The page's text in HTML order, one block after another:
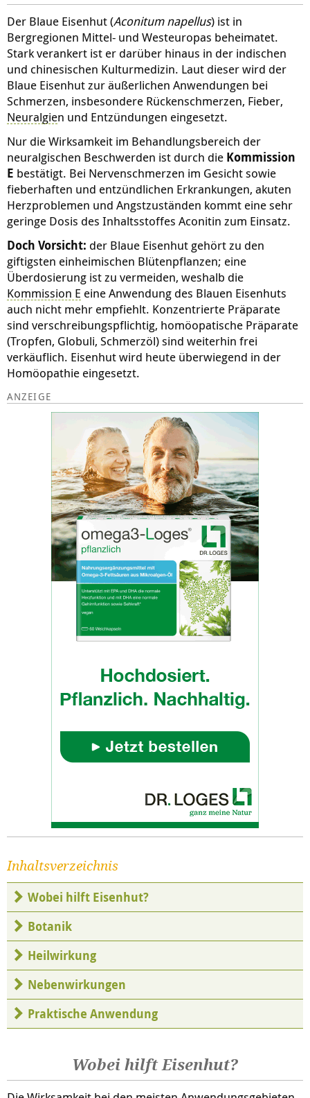
Der Blaue Eisenhut (Aconitum napellus) ist in
Bergregionen Mittel- und Westeuropas beheimatet.
Stark verankert ist er darüber hinaus in der indischen
und chinesischen Kulturmedizin. Laut dieser wird der
Blaue Eisenhut zur äußerlichen Anwendungen bei
Schmerzen, insbesondere Rückenschmerzen, Fieber,
Neuralgien und Entzündungen eingesetzt.
Nur die Wirksamkeit im Behandlungsbereich der
neuralgischen Beschwerden ist durch die Kommission
E bestätigt. Bei Nervenschmerzen im Gesicht sowie
fieberhaften und entzündlichen Erkrankungen, akuten
Herzproblemen und Angstzuständen kommt eine sehr
geringe Dosis des Inhaltsstoffes Aconitin zum Einsatz.
Doch Vorsicht: der Blaue Eisenhut gehört zu den
giftigsten einheimischen Blütenpflanzen; eine
Überdosierung ist zu vermeiden, weshalb die
Kommission E eine Anwendung des Blauen Eisenhuts
auch nicht mehr empfiehlt. Konzentrierte Präparate
sind verschreibungspflichtig, homöopatische Präparate
(Tropfen, Globuli, Schmerzöl) sind weiterhin frei
verkäuflich. Eisenhut wird heute überwiegend in der
Homöopathie eingesetzt.
Inhaltsverzeichnis
Wobei hilft Eisenhut?
Botanik
Heilwirkung
Nebenwirkungen
Praktische Anwendung
Wobei hilft Eisenhut?